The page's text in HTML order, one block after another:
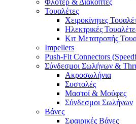
Φλοτέρ & Διακόπτες
Τουαλέτες
Χειροκίνητες
Ηλεκτρικές
Κιτ Μετατροπής
Impellers
Push-Fit Connectors
Σύνδεσμοι Σωλήνων &
Ακροσωλήνια
Συστολές
Μαστοί & Μούφες
Σύνδεσμοι Σωλήνων
Βάνες
Σφαιρικές Βάνες